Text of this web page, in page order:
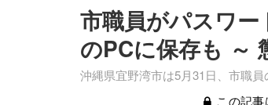
市職員がパスワ
のPCに保存も ～
沖縄県宜野湾市は5月31日、市職員
この記